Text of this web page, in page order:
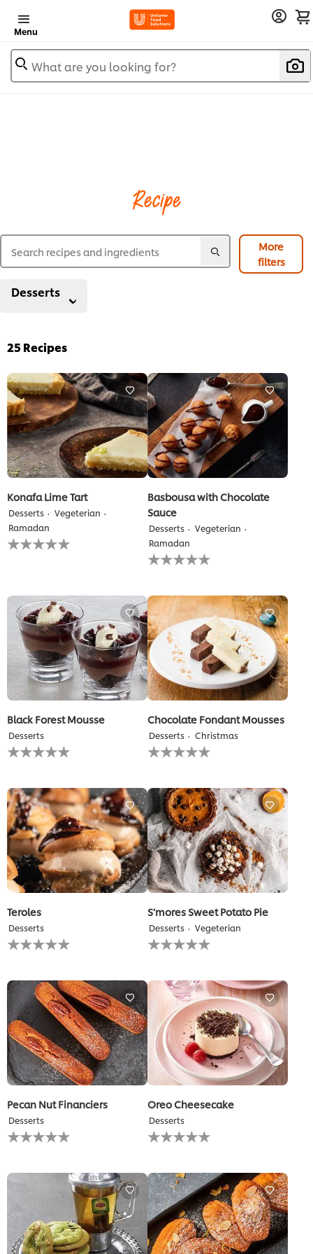
Menu
What are you looking for?
Recipe
More
filters
Desserts
25 Recipes
Konafa Lime Tart
Desserts
Vegeterian
Ramadan
لم
يتم
لهذا
Basbousa with Chocolate
Sauce
Desserts
Vegeterian
Ramadan
لم
يتم
تقييمات
لهذا
Black Forest Mousse
Desserts
لم
يتم
تقييمات
لهذا
Chocolate Fondant Mousses
Desserts Christmas
لم
يتم
تقييمات
لهذا
Teroles
Desserts
لم
يتم
تقييمات
لهذا
S’mores Sweet Potato Pie
Desserts Vegeterian
لم
يتم
تقييمات
Pecan Nut Financiers
Desserts
لم
يتم
تقييمات
Oreo Cheesecake
Desserts
لم
يتم
تقييمات
لهذا